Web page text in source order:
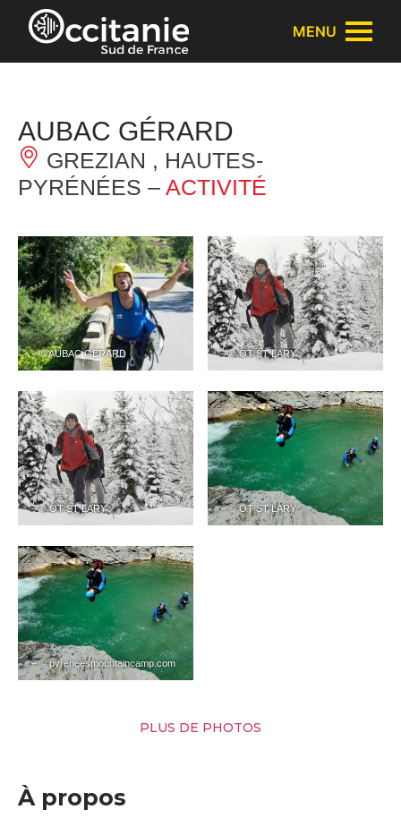
Panneau de gestion des cookies
MENU
AUBAC GÉRARD
GREZIAN , HAUTES-
PYRÉNÉES – ACTIVITÉ
– © AUBAC GERARD – © OT ST LARY
– © OT ST LARY – © OT ST LARY
– © pyreneesmountaincamp.com
PLUS DE PHOTOS
À propos